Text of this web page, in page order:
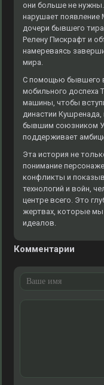
они больше не
нарушает появление
дочери бывшего
Релену Пискрафт и
намереваясь
мира.
С помощью бывшего
мобильного доспеха
машины, чтобы
династии
бывшим союзником
поддерживает
Эта история не
понимание
конфликты и
технологий и войн,
центре всего. Это
жертвах, которые мы
идеалов.
Комментарии